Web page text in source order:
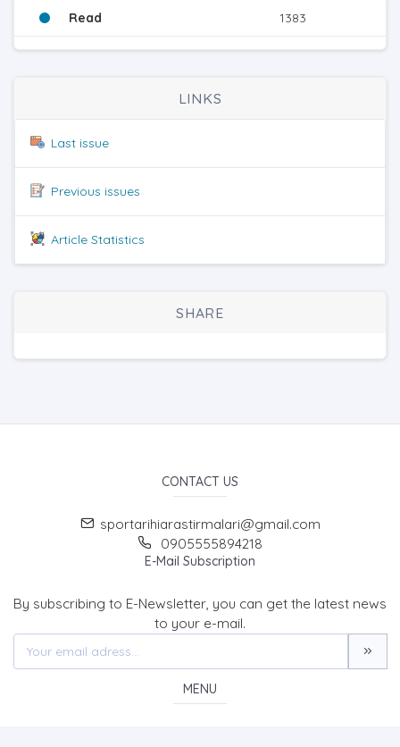
Read 1383
LINKS
Last issue
Previous issues
Article Statistics
SHARE
CONTACT US
sportarihiarastirmalari@gmail.com
0905555894218
E-Mail Subscription
By subscribing to E-Newsletter, you can get the latest news
to your e-mail.
MENU